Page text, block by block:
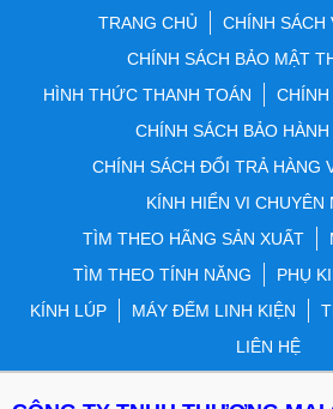
TRANG CHỦ
CHÍNH SÁCH
CHÍNH SÁCH BẢO MẬT
HÌNH THỨC THANH TOÁN
CHÍNH
CHÍNH SÁCH BẢO
CHÍNH SÁCH ĐỔI TRẢ HÀNG
KÍNH HIỂN VI CHUYÊN
TÌM THEO HÃNG SẢN XUẤT
TÌM THEO TÍNH NĂNG
PHỤ
KÍNH LÚP
MÁY ĐẾM LINH KIỆN
LIÊN HỆ